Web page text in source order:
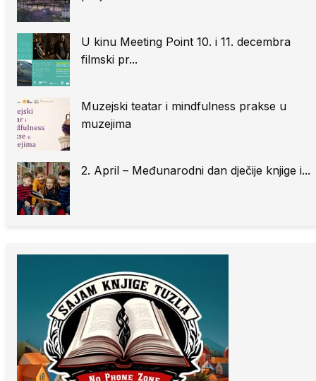
U kinu Meeting Point 10. i 11. decembra
filmski pr...
Muzejski teatar i mindfulness prakse u
muzejima
2. April – Međunarodni dan dječije knjige i...